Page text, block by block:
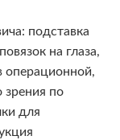
подставка
на глаза,
операционной,
зрения по
для